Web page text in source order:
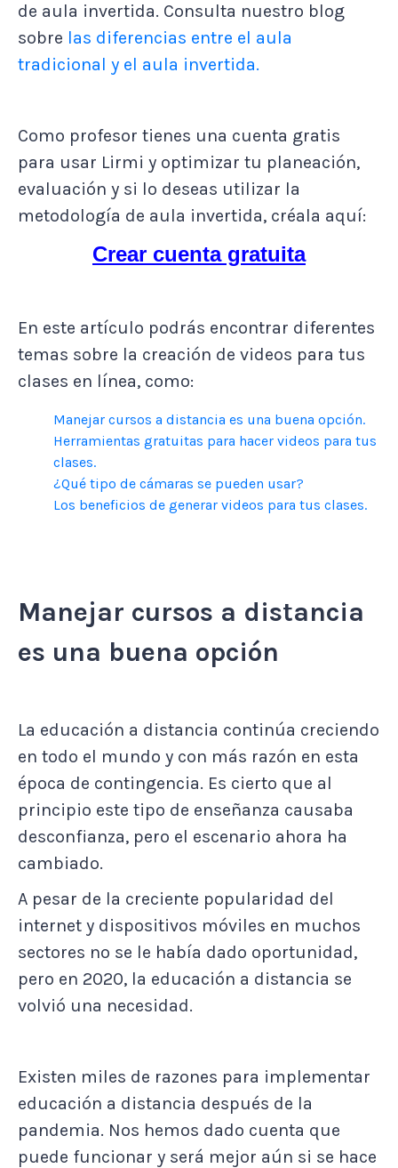
de aula invertida. Consulta nuestro blog
sobre las diferencias entre el aula
tradicional y el aula invertida.
Como profesor tienes una cuenta gratis
para usar Lirmi y optimizar tu planeación,
evaluación y si lo deseas utilizar la
metodología de aula invertida, créala aquí:
Crear cuenta gratuita
En este artículo podrás encontrar diferentes
temas sobre la creación de videos para tus
clases en línea, como:
Manejar cursos a distancia es una buena opción.
Herramientas gratuitas para hacer videos para tus
clases.
¿Qué tipo de cámaras se pueden usar?
Los beneficios de generar videos para tus clases.
Manejar cursos a distancia
es una buena opción
La educación a distancia continúa creciendo
en todo el mundo y con más razón en esta
época de contingencia. Es cierto que al
principio este tipo de enseñanza causaba
desconfianza, pero el escenario ahora ha
cambiado.
A pesar de la creciente popularidad del
internet y dispositivos móviles en muchos
sectores no se le había dado oportunidad,
pero en 2020, la educación a distancia se
volvió una necesidad.
Existen miles de razones para implementar
educación a distancia después de la
pandemia. Nos hemos dado cuenta que
puede funcionar y será mejor aún si se hace